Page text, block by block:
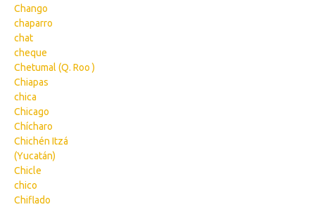
Chango
chaparro
chat
cheque
Chetumal (Q. Roo )
Chiapas
chica
Chicago
Chícharo
Chichén Itzá
(Yucatán)
Chicle
chico
Chiflado